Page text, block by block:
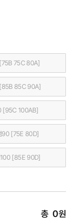
75C 80A]
85C 90A]
[95C 100AB]
90 [75E 80D]
100 [85E 90D]
총 0원